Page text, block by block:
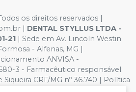
os direitos reservados |
| DENTAL STYLLUS LTDA -
21 | Sede em Av. Lincoln Westin
- Alfenas, MG |
ANVISA -
3 - Farmacêutico responsável:
Siqueira CRF/MG nº 36.740 | Política